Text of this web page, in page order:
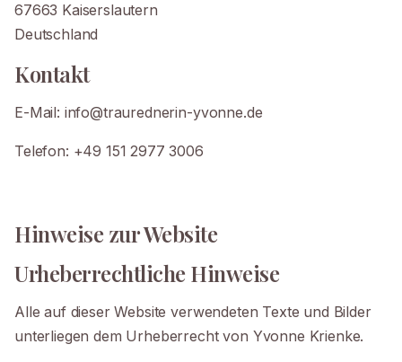
67663 Kaiserslautern
Deutschland
Kontakt
E-Mail: info@traurednerin-yvonne.de
Telefon: +49 151 2977 3006
Hinweise zur Website
Urheberrechtliche Hinweise
Alle auf dieser Website verwendeten Texte und Bilder
unterliegen dem Urheberrecht von Yvonne Krienke.